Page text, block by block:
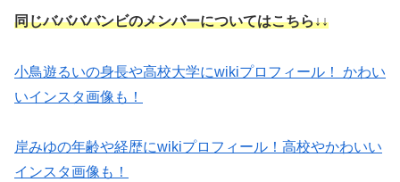
同じババババンビのメンバーについてはこちら↓↓
小鳥遊るいの身長や高校大学にwikiプロフィール！ かわい
いインスタ画像も！
岸みゆの年齢や経歴にwikiプロフィール！高校やかわいい
インスタ画像も！